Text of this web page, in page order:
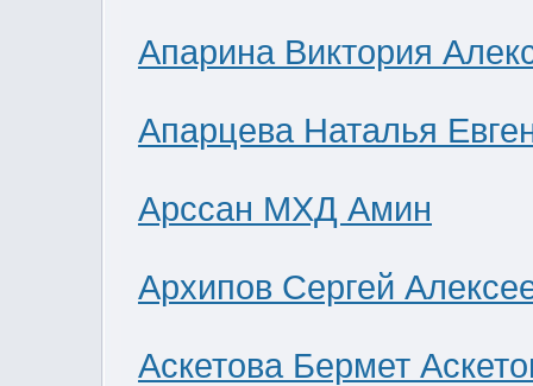
Апарина Виктория
Апарцева Наталья
Арссан МХД Амин
Архипов Сергей
Аскетова Бермет